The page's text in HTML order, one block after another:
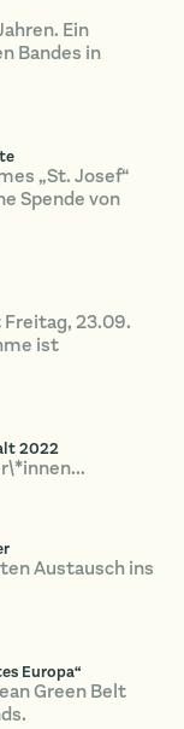
Ein
Bandes in
„St. Josef“
Spende von
23.09.
ist
2022
Austausch ins
Europa“
Green Belt